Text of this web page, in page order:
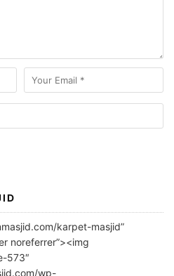
karpet-masjid”
noreferrer”><img
573″
wp-